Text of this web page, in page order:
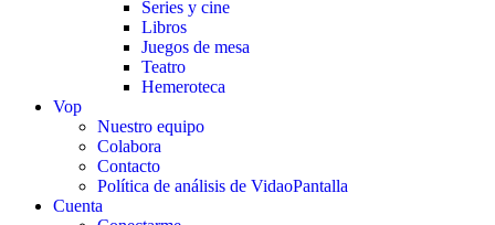
Series y cine
Libros
Juegos de mesa
Teatro
Hemeroteca
Vop
Nuestro equipo
Colabora
Contacto
Política de análisis de VidaoPantalla
Cuenta